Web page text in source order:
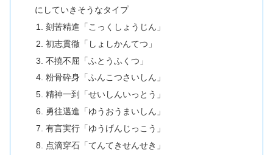
にしていきそうなタイプ
刻苦精進「こっくしょうじん」
初志貫徹「しょしかんてつ」
不撓不屈「ふとうふくつ」
粉骨砕身「ふんこつさいしん」
精神一到「せいしんいっとう」
勇往邁進「ゆうおうまいしん」
有言実行「ゆうげんじっこう」
点滴穿石「てんてきせんせき」